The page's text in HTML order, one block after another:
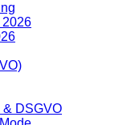
2026
& DSGVO